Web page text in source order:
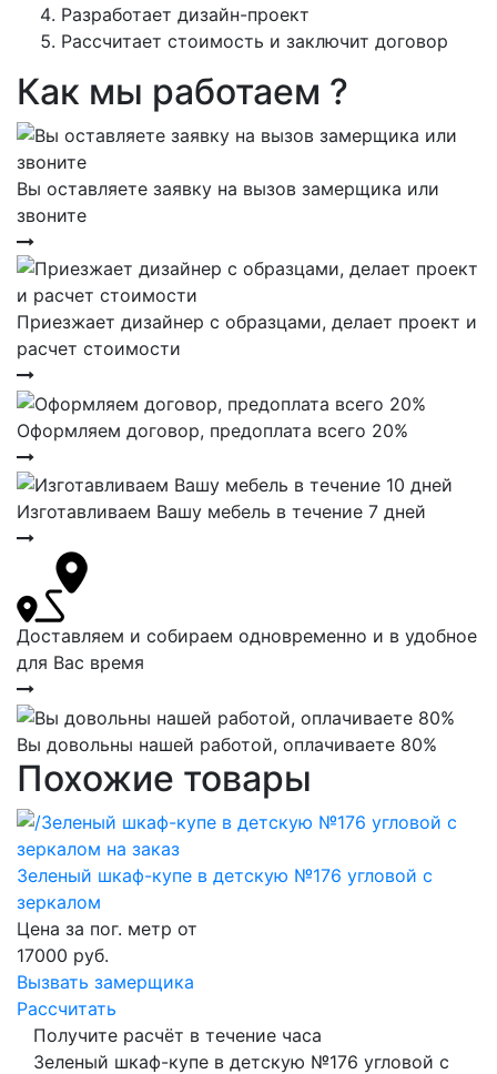
Разработает дизайн-проект
Рассчитает стоимость и заключит договор
Как мы работаем ?
Вы оставляете заявку на вызов замерщика или
звоните
Приезжает дизайнер с образцами, делает проект и
расчет стоимости
Оформляем договор, предоплата всего 20%
Изготавливаем Вашу мебель в течение 7 дней
Доставляем и собираем одновременно и в удобное
для Вас время
Вы довольны нашей работой, оплачиваете 80%
Похожие товары
Зеленый шкаф-купе в детскую №176 угловой с
зеркалом
Цена за пог. метр от
17000 руб.
Вызвать замерщика
Рассчитать
Получите расчёт в течение часа
Зеленый шкаф-купе в детскую №176 угловой с